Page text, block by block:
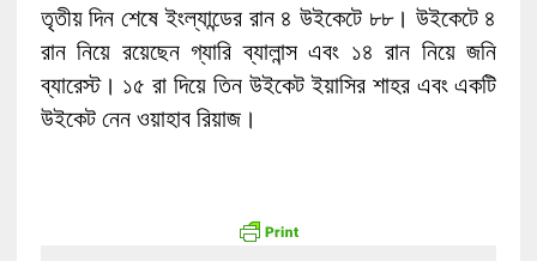
তৃতীয় দিন শেষে ইংল্যান্ডের রান ৪ উইকেটে ৮৮। উইকেটে ৪
রান নিয়ে রয়েছেন গ্যারি ব্যালান্স এবং ১৪ রান নিয়ে জনি
ব্যারেস্ট। ১৫ রা দিয়ে তিন উইকেট ইয়াসির শাহর এবং একটি
উইকেট নেন ওয়াহাব রিয়াজ।